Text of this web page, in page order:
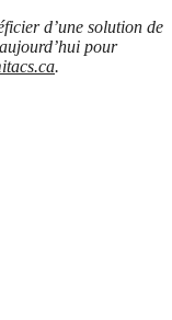
d’une solution de
pour
.